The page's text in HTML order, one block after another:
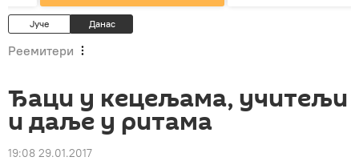
Јуче Данас
Реемитери
Ђаци у кецељама, учитељи
и даље у ритама
19:08 29.01.2017